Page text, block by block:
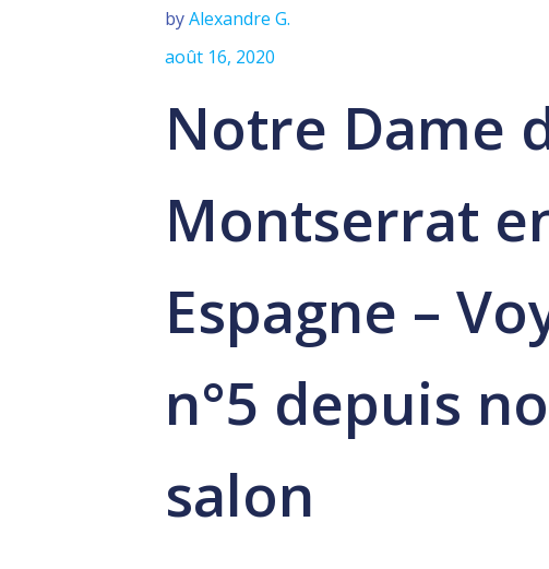
byAlexandre G.
août 16, 2020
Notre Dame
Montserrat
Espagne –
n°5 depuis
salon